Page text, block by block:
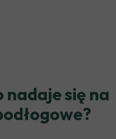
nadaje się na